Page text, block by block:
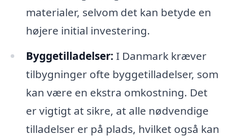
materialer, selvom det kan betyde en
højere initial investering.
Byggetilladelser: I Danmark kræver
tilbygninger ofte byggetilladelser, som
kan være en ekstra omkostning. Det
er vigtigt at sikre, at alle nødvendige
tilladelser er på plads, hvilket også kan